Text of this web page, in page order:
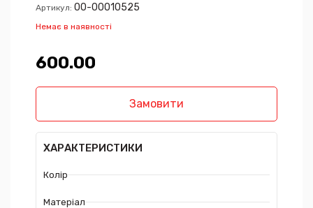
Артикул: 00-00010525
Немає в наявності
600.00₴
Замовити
ХАРАКТЕРИСТИКИ
Колір
Матеріал